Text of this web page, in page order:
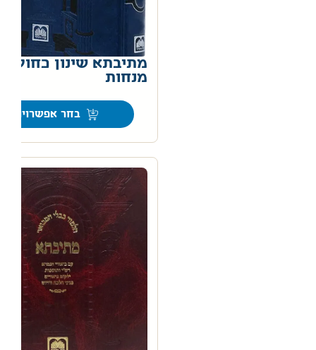
מתיבתא שינון כחול –
מנחות
בחר אפשרויות